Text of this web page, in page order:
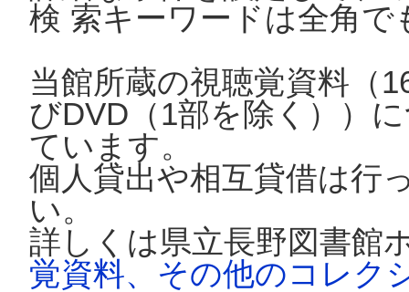
検 索キーワードは全角
当館所蔵の視聴覚資料（
びDVD（1部を除く））
ています。
個人貸出や相互貸借は行
い。
詳しくは県立長野図書館
覚資料、その他のコレク